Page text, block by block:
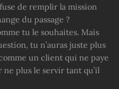
de remplir la mission
du passage ?
tu le souhaites. Mais
tu n’auras juste plus
un client qui ne paye
plus le servir tant qu’il